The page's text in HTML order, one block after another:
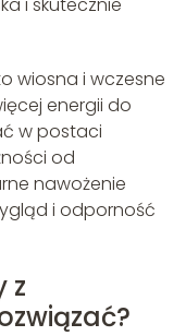
wiosna i wczesne
energii do
w postaci
od
nawożenie
i odporność
z